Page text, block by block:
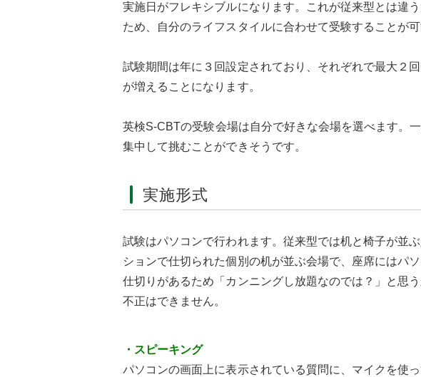
実施日がフレキシブルになります。これが従来型とは違
ため、自分のライフスタイルに合わせて受験することが可
試験期間は年に３回設定されており、それぞれで最大２
が増えることになります。
英検S-CBTの受験会場は自分で好きな会場を選べます。
集中して挑むことができそうです。
実施形式
試験はパソコンで行われます。従来型では机と椅子が並
ションで仕切られた個別の机が並ぶ会場で、座席にはパ
仕切りがあるため「カンニングし放題なのでは？」と思
不正はできません。
・スピーキング
パソコンの画面上に表示されている質問に、マイクを使っ